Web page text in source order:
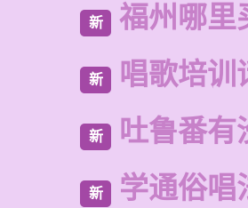
新 福州哪里
新 唱歌培训
新 吐鲁番有
新 学通俗唱